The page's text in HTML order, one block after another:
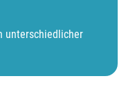
unterschiedlicher